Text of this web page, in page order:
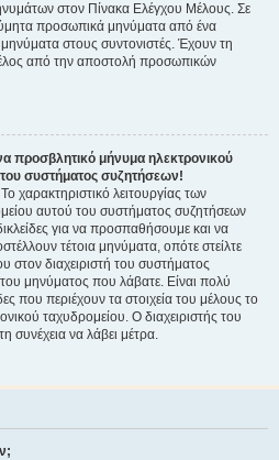
στον Πίνακα Ελέγχου Μέλους. Σε
προσωπικά μηνύματα από ένα
στους συντονιστές. Έχουν τη
από την αποστολή προσωπικών
προσβλητικό μήνυμα ηλεκτρονικού
συστήματος συζητήσεων!
χαρακτηριστικό λειτουργίας των
αυτού του συστήματος συζητήσεων
για να προσπαθήσουμε και να
τέτοια μηνύματα, οπότε στείλτε
στον διαχειριστή του συστήματος
μηνύματος που λάβατε. Είναι πολύ
που περιέχουν τα στοιχεία του μέλους το
ταχυδρομείου. Ο διαχειριστής του
συνέχεια να λάβει μέτρα.